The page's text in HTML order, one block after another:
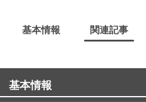
基本情報 関連記事
基本情報